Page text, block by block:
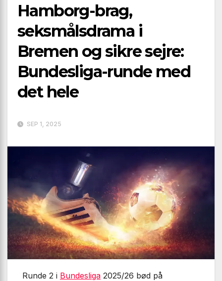
Hamborg-brag,
seksmålsdrama i
Bremen og sikre sejre:
Bundesliga-runde med
det hele
SEP 1, 2025
Runde 2 i Bundesliga 2025/26 bød på